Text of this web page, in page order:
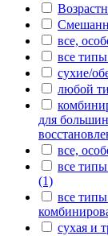
все,
все
сухие/
любой
для
все,
все
(1)
все
сухая и